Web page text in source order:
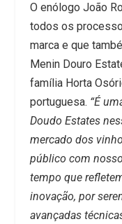
O enólogo João
todos os
marca e que
Menin Douro
família Horta
portuguesa. “É
Doudo Estates
mercado dos
público com
tempo que
inovação, por
avançadas